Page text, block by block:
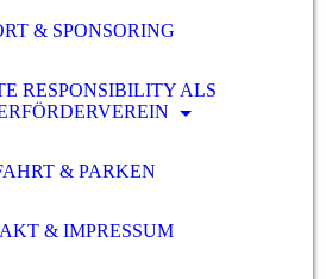
& SPONSORING
RESPONSIBILITY ALS
& PARKEN
& IMPRESSUM